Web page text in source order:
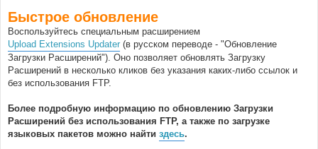
Быстрое обновление
Воспользуйтесь специальным расширением
Upload Extensions Updater (в русском переводе - "Обновление
Загрузки Расширений"). Оно позволяет обновлять Загрузку
Расширений в несколько кликов без указания каких-либо ссылок и
без использования FTP.
Более подробную информацию по обновлению Загрузки
Расширений без использования FTP, а также по загрузке
языковых пакетов можно найти здесь.